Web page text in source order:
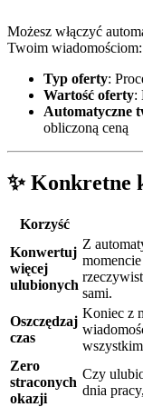
Możesz włączyć
Twoim wiadomościom:
Typ oferty:
Wartość oferty:
Automatyczne
obliczoną ceną
✨ Konkretne
Korzyść
Konwertuj
więcej
ulubionych
Z
sami.
Oszczędzaj
czas
Koniec z
Zero
straconych
okazji
Czy
dnia